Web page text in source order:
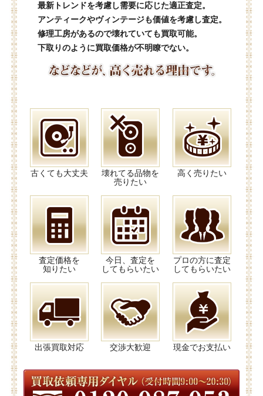
最新トレンドを考慮し需要に応じた適正査定。
アンティークやヴィンテージも価値を考慮し査定。
修理工房があるので壊れていても買取可能。
下取りのように買取価格が不明瞭でない。
古くても大丈夫
壊れてる品物を
売りたい
高く売りたい
査定価格を
知りたい
今日、査定を
してもらいたい
プロの方に査定
してもらいたい
出張買取対応 交渉大歓迎 現金でお支払い